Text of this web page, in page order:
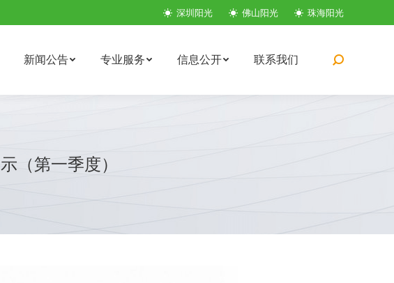
深圳阳光 佛山阳光 珠海阳光
新闻公告 专业服务 信息公开 联系我们
搜
（第一季度）